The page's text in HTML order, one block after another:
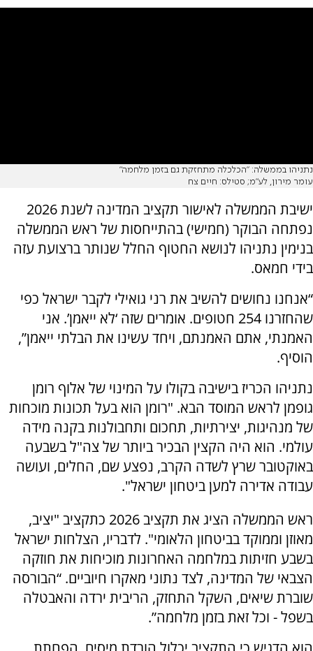
נתניהו בממשלה: "הכלכלה מתחזקת גם בזמן מלחמה"
עומר מירון, לע"מ; סטילס: חיים צח
ישיבת הממשלה לאישור תקציב המדינה לשנת 2026
נפתחה הבוקר (חמישי) בהתייחסות של ראש הממשלה
בנימין נתניהו לנושא החטוף החלל שנותר ברצועת עזה
בידי חמאס.
“אנחנו נחושים להשיב את רני גואילי לקבר ישראל כפי
שהחזרנו 254 חטופים. אומרים שזה ‘לא ייאמן’. אני
האמנתי, אתם האמנתם, ויחד עשינו את הבלתי ייאמן”,
הוסיף.
נתניהו הכריז בישיבה בקולו על המינוי של אלוף רומן
גופמן לראש המוסד הבא. "רומן הוא בעל תכונות מוכחות
של מנהיגות, יצירתיות, תחכום ותחבולנות בקנה מידה
עולמי. הוא היה הקצין הבכיר ביותר של צה"ל בשבעה
באוקטובר שרץ לשדה הקרב, נפצע שם, החלים, ועושה
עבודה אדירה למען ביטחון ישראל".
ראש הממשלה הציג את תקציב 2026 כתקציב "יציב,
מאוזן וממוקד בביטחון הלאומי". לדבריו, הצלחות ישראל
בשבע חזיתות במלחמה האחרונות מוכיחות את חוזקה
הצבאי של המדינה, לצד נתוני מאקרו חיוביים. “הבורסה
שוברת שיאים, השקל התחזק, הריבית ירדה והאבטלה
בשפל - וכל זאת בזמן מלחמה”.